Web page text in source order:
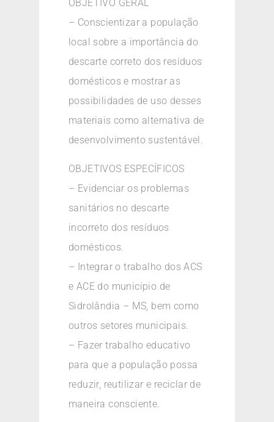
OBJETIVO GERAL
– Conscientizar a população
local sobre a importância do
descarte correto dos resíduos
domésticos e mostrar as
possibilidades de uso desses
materiais como alternativa de
desenvolvimento sustentável.
OBJETIVOS ESPECÍFICOS
– Evidenciar os problemas
sanitários no descarte
incorreto dos resíduos
domésticos.
– Integrar o trabalho dos ACS
e ACE do município de
Sidrolândia – MS, bem como
outros setores municipais.
– Fazer trabalho educativo
para que a população possa
reduzir, reutilizar e reciclar de
maneira consciente.